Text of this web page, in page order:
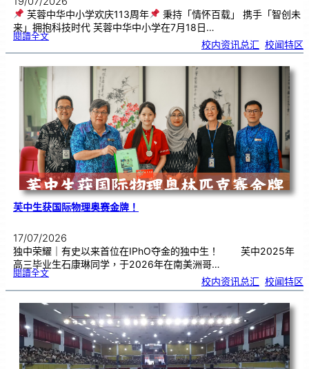
芙蓉中华中小学欢庆113周年
秉持「情怀百载」 携手「智创未
来」拥抱科技时代 芙蓉中华中小学在7月18日…
閱讀全文:芙
华
小
学
欢庆
周
年
校内资讯总汇 校闻特区
芙中生获国际物理奥赛金牌！
17/07/2026
独中荣耀｜有史以来首位在IPhO夺金的独中生！ 芙中2025年
高三毕业生石康琳同学，于2026年在南美洲哥…
閱讀全文:芙
获
际
物
理
赛
金
牌
！
校内资讯总汇 校闻特区